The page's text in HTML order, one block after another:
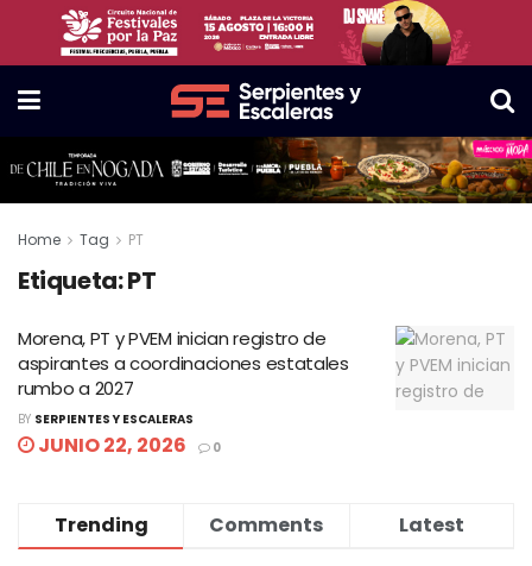
Home Tag PT
Etiqueta:PT
Morena, PT y PVEM inician registro de
aspirantes a coordinaciones estatales
rumbo a 2027
BY SERPIENTES Y ESCALERAS
JUNIO 22, 2026 0
Trending Comments Latest